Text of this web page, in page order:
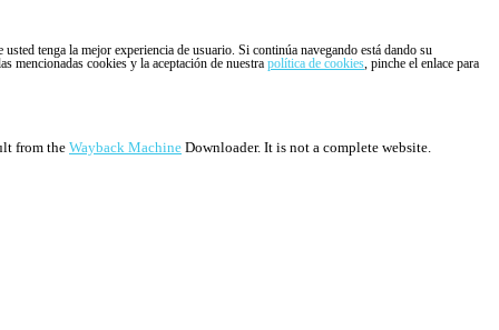
tenga la mejor experiencia de usuario. Si continúa navegando está dando su
mencionadas cookies y la aceptación de nuestra política de cookies, pinche el enlace para
from the Wayback Machine Downloader. It is not a complete website.